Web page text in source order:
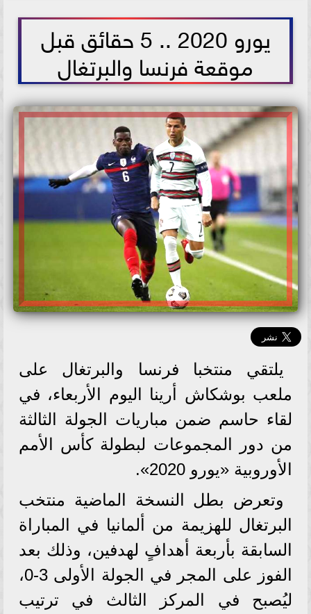
يورو 2020 .. 5 حقائق قبل
موقعة فرنسا والبرتغال
يلتقي منتخبا فرنسا والبرتغال على
ملعب بوشكاش أرينا اليوم الأربعاء، في
لقاء حاسم ضمن مباريات الجولة الثالثة
من دور المجموعات لبطولة كأس الأمم
الأوروبية «يورو 2020».
وتعرض بطل النسخة الماضية منتخب
البرتغال للهزيمة من ألمانيا في المباراة
السابقة بأربعة أهدافٍ لهدفين، وذلك بعد
الفوز على المجر في الجولة الأولى 3-0،
ليُصبح في المركز الثالث في ترتيب